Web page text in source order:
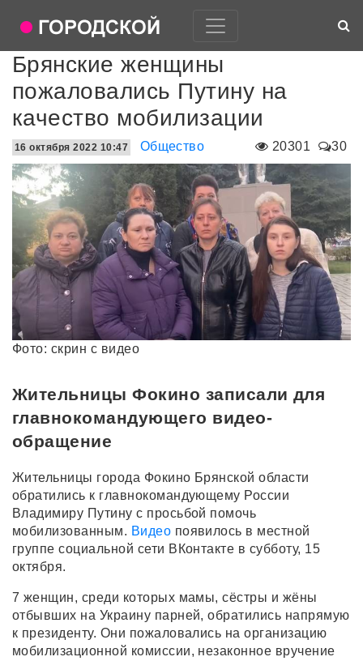
Брянские женщины
пожаловались Путину на
качество мобилизации
20301 30
16 октября 2022 10:47 Общество
Фото: скрин с видео
Жительницы Фокино записали для
главнокомандующего видео-
обращение
Жительницы города Фокино Брянской области
обратились к главнокомандующему России
Владимиру Путину с просьбой помочь
мобилизованным. Видео появилось в местной
группе социальной сети ВКонтакте в субботу, 15
октября.
7 женщин, среди которых мамы, сёстры и жёны
отбывших на Украину парней, обратились напрямую
к президенту. Они пожаловались на организацию
мобилизационной комиссии, незаконное вручение